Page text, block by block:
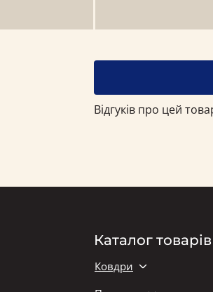
Відгуків про цей
Каталог товарів
Ковдри